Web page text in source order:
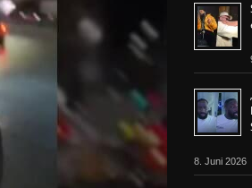
8. Juni 2026